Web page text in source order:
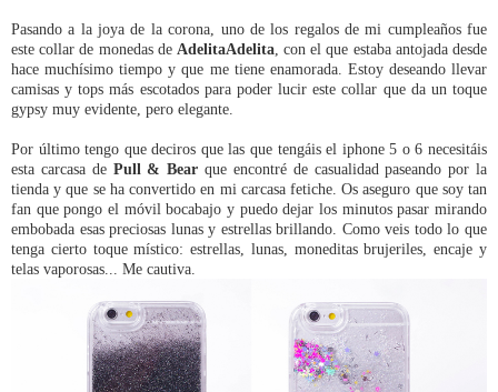
Pasando a la joya de la corona, uno de los regalos de mi cumpleaños fue
este collar de monedas de AdelitaAdelita, con el que estaba antojada desde
hace muchísimo tiempo y que me tiene enamorada. Estoy deseando llevar
camisas y tops más escotados para poder lucir este collar que da un toque
gypsy muy evidente, pero elegante.
Por último tengo que deciros que las que tengáis el iphone 5 o 6 necesitáis
esta carcasa de Pull & Bear que encontré de casualidad paseando por la
tienda y que se ha convertido en mi carcasa fetiche. Os aseguro que soy tan
fan que pongo el móvil bocabajo y puedo dejar los minutos pasar mirando
embobada esas preciosas lunas y estrellas brillando. Como veis todo lo que
tenga cierto toque místico: estrellas, lunas, moneditas brujeriles, encaje y
telas vaporosas... Me cautiva.